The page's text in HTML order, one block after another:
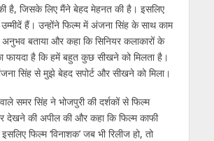
है, जिसके लिए मैंने बेहद मेहनत की है। इसलिए
हैं। उन्‍होंने फिल्‍म में अंजना सिंह के साथ काम
बताया और कहा कि सिनियर कलाकारों के
फायदा है कि हमें बहुत कुछ सीखने को मिलता है।
सिंह से मुझे बेहद सपोर्ट और सीखने को मिला।
समर सिंह ने भोजपुरी की दर्शकों से फिल्‍म
देखने की अपील की और कहा कि फिल्‍म काफी
फिल्‍म ‘विनाशक’ जब भी रिलीज हो, तो